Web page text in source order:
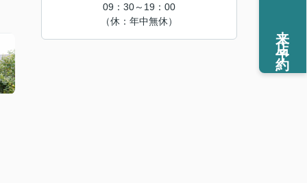
09：30～19：00
（休：年中無休）
来店予約